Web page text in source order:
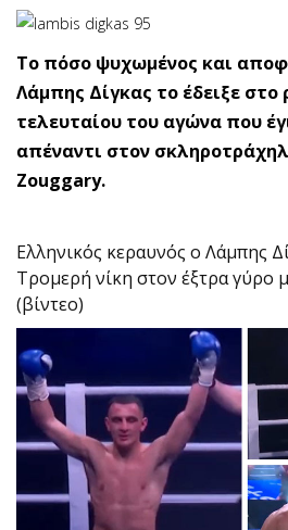
Το πόσο ψυχωμένος και
Λάμπης Δίγκας το έδειξε στο
τελευταίου του αγώνα που
απέναντι στον
Zouggary.
Ελληνικός κεραυνός ο Λάμπης
Τρομερή νίκη στον έξτρα γύρο
(βίντεο)